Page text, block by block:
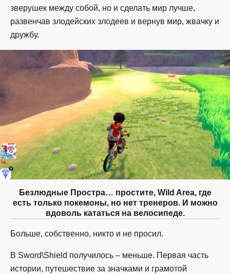
зверушек между собой, но и сделать мир лучше,
развенчав злодейских злодеев и вернув мир, жвачку и
дружбу.
Безлюдные Простра… простите, Wild Area, где
есть только покемоны, но нет тренеров. И можно
вдоволь кататься на велосипеде.
Больше, собственно, никто и не просил.
В Sword\Shield получилось – меньше. Первая часть
истории, путешествие за значками и грамотой